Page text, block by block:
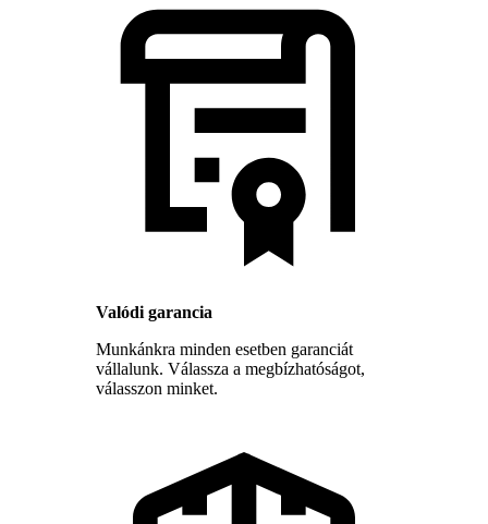
Valódi garancia
Munkánkra minden esetben garanciát
vállalunk. Válassza a megbízhatóságot,
válasszon minket.